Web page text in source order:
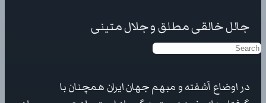
Search
جالل خالقی مطلق و جلال متینی
در اوضاع آشفته و مبهم جهان ایران همچنان با